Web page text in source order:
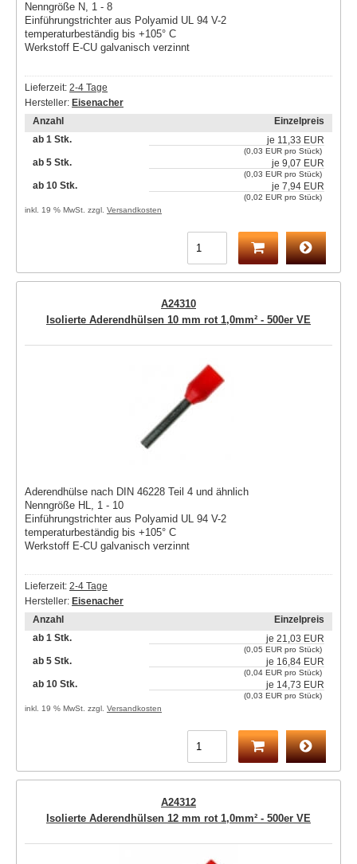
Nenngröße N, 1 - 8
Einführungstrichter aus Polyamid UL 94 V-2
temperaturbeständig bis +105° C
Werkstoff E-CU galvanisch verzinnt
Lieferzeit: 2-4 Tage
Hersteller: Eisenacher
Anzahl
Einzelpreis
ab 1 Stk.
je 11,33 EUR
(0,03 EUR pro Stück)
ab 5 Stk. je 9,07 EUR
(0,03 EUR pro Stück)
ab 10 Stk. je 7,94 EUR
(0,02 EUR pro Stück)
inkl. 19 % MwSt. zzgl. Versandkosten
A24310
Isolierte Aderendhülsen 10 mm rot 1,0mm² - 500er VE
Aderendhülse nach DIN 46228 Teil 4 und ähnlich
Nenngröße HL, 1 - 10
Einführungstrichter aus Polyamid UL 94 V-2
temperaturbeständig bis +105° C
Werkstoff E-CU galvanisch verzinnt
Lieferzeit: 2-4 Tage
Hersteller: Eisenacher
Anzahl
Einzelpreis
ab 1 Stk.
je 21,03 EUR
(0,05 EUR pro Stück)
ab 5 Stk. je 16,84 EUR
(0,04 EUR pro Stück)
ab 10 Stk. je 14,73 EUR
(0,03 EUR pro Stück)
inkl. 19 % MwSt. zzgl. Versandkosten
A24312
Isolierte Aderendhülsen 12 mm rot 1,0mm² - 500er VE